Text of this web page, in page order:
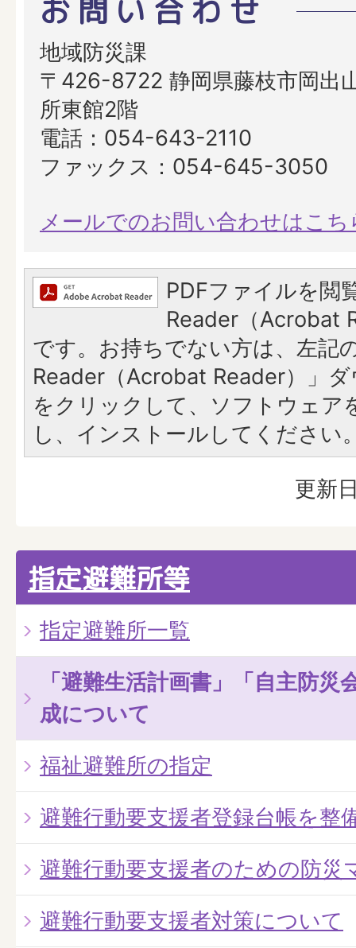
お問い合わせ
地域防災課
〒426-8722 静岡県藤枝市岡出
所東館2階
電話：054-643-2110
ファックス：054-645-3050
メールでのお問い合わせはこち
PDFファイルを閲
Reader（Acrobat
です。お持ちでない方は、左記
Reader（Acrobat Reader）」
をクリックして、ソフトウェア
し、インストールしてください
更新
指定避難所等
指定避難所一覧
「避難生活計画書」「自主防災
成について
福祉避難所の指定
避難行動要支援者登録台帳を整
避難行動要支援者のための防災
避難行動要支援者対策について